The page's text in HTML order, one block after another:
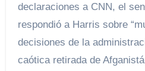
declaraciones a CNN, el
respondió a Harris sobre
decisiones de la
caótica retirada de